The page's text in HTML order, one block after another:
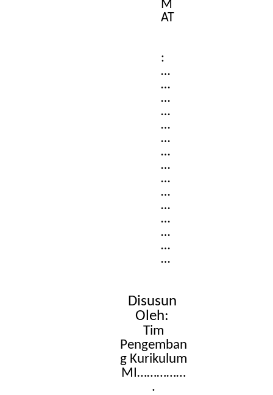
M
AT
:
…
…
…
…
…
…
…
…
…
…
…
…
…
…
…
Disusun
Oleh:
Tim
Pengemban
g Kurikulum
MI……………
.